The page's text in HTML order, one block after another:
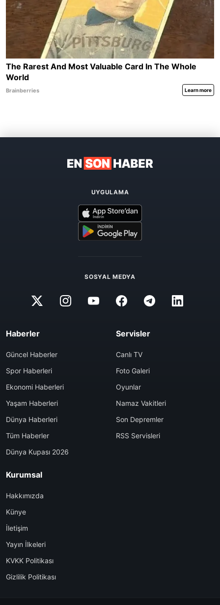
UYGULAMA
SOSYAL MEDYA
Haberler
Güncel Haberler
Spor Haberleri
Ekonomi Haberleri
Yaşam Haberleri
Dünya Haberleri
Tüm Haberler
Dünya Kupası 2026
Servisler
Canlı TV
Foto Galeri
Oyunlar
Namaz Vakitleri
Son Depremler
RSS Servisleri
Kurumsal
Hakkımızda
Künye
İletişim
Yayın İlkeleri
KVKK Politikası
Gizlilik Politikası